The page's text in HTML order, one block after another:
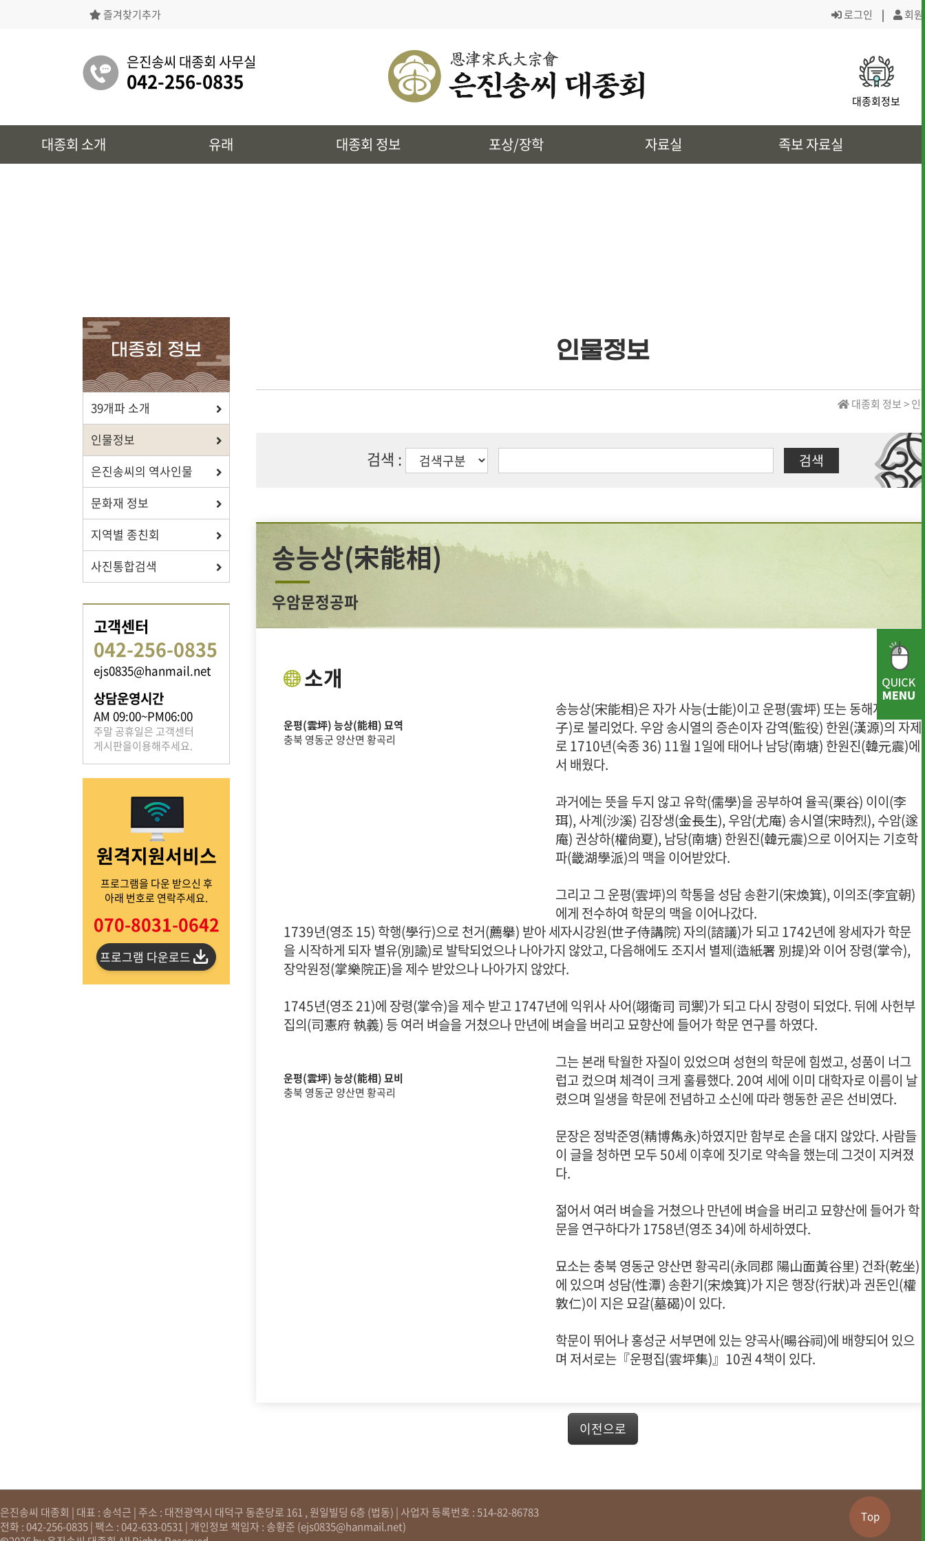
즐겨찾기추가 로그인 | 회
은진송씨 대종회 사무실
042-256-0835
대종회정보
대종회 소개 유래 대종회 정보 포상/장학 자료실 족보 자료실
· 역대회장,의
유래
시조 및 보관유리, 선대묘역을
· 송씨 근원
· 토정 집단공유허비
· 시조 및 본관유래
· 상하송촌리에 대하여
· 대전회덕 거주이유
· 삼강려 애각
· 상4대 신위
· 쌍청당과 대
포상/장학
효행 정신과 숭조돈종의 사상이
투철한 장학생을 지원합니다.
· 장학금 출연 · 역대 장학생 명단
자료실
보학, 전통상식, 도서관에서
· 은진송씨 종보
· 동영상자료실 · 도서목록표
족보 자료실
은진송씨의 족보를 확인하실 수 있습니다.
· 족보 자료실
은진송씨의 전달 사항을
· 개인정보처리방침
· 행사사진 · 개선의견 제
대종회 정보
39개파 소개
인물정보
은진송씨의 역사인물
문화재 정보
지역별 종친회
사진통합검색
고객센터
042-256-0835
ejs0835@hanmail.net
상담운영시간
AM 09:00~PM06:00
주말 공휴일은 고객센터
게시판을이용해주세요.
원격지원서비스
프로그램을 다운 받으신 후
아래 번호로 연락주세요.
070-8031-0642
프로그램 다운로드
인물정보
대종회 정보 > 인
검색 : 검색
송능상(宋能相)
우암문정공파
소개
운평(雲坪) 능상(能相) 묘역
충북 영동군 양산면 황곡리
송능상(宋能相)은 자가 사능(士能)이고 운평(雲坪) 또는 동해자(東海
子)로 불리었다. 우암 송시열의 증손이자 감역(監役) 한원(漢源)의 자제
로 1710년(숙종 36) 11월 1일에 태어나 남당(南塘) 한원진(韓元震)에
서 배웠다.
과거에는 뜻을 두지 않고 유학(儒學)을 공부하여 율곡(栗谷) 이이(李
珥), 사계(沙溪) 김장생(金長生), 우암(尤庵) 송시열(宋時烈), 수암(遂
庵) 권상하(權尙夏), 남당(南塘) 한원진(韓元震)으로 이어지는 기호학
파(畿湖學派)의 맥을 이어받았다.
그리고 그 운평(雲坪)의 학통을 성담 송환기(宋煥箕), 이의조(李宜朝)
에게 전수하여 학문의 맥을 이어나갔다.
1739년(영조 15) 학행(學行)으로 천거(薦擧) 받아 세자시강원(世子侍講院) 자의(諮議)가 되고 1742년에 왕세자가 학문
을 시작하게 되자 별유(別諭)로 발탁되었으나 나아가지 않았고, 다음해에도 조지서 별제(造紙署 別提)와 이어 장령(掌令),
장악원정(掌樂院正)을 제수 받았으나 나아가지 않았다.
1745년(영조 21)에 장령(掌令)을 제수 받고 1747년에 익위사 사어(翊衛司 司禦)가 되고 다시 장령이 되었다. 뒤에 사헌부
집의(司憲府 執義) 등 여러 벼슬을 거쳤으나 만년에 벼슬을 버리고 묘향산에 들어가 학문 연구를 하였다.
운평(雲坪) 능상(能相) 묘비
충북 영동군 양산면 황곡리
그는 본래 탁월한 자질이 있었으며 성현의 학문에 힘썼고, 성품이 너그
럽고 컸으며 체격이 크게 훌륭했다. 20여 세에 이미 대학자로 이름이 날
렸으며 일생을 학문에 전념하고 소신에 따라 행동한 곧은 선비였다.
문장은 정박준영(精博雋永)하였지만 함부로 손을 대지 않았다. 사람들
이 글을 청하면 모두 50세 이후에 짓기로 약속을 했는데 그것이 지켜졌
다.
젊어서 여러 벼슬을 거쳤으나 만년에 벼슬을 버리고 묘향산에 들어가 학
문을 연구하다가 1758년(영조 34)에 하세하였다.
묘소는 충북 영동군 양산면 황곡리(永同郡 陽山面黃谷里) 건좌(乾坐)
에 있으며 성담(性潭) 송환기(宋煥箕)가 지은 행장(行狀)과 권돈인(權
敦仁)이 지은 묘갈(墓碣)이 있다.
학문이 뛰어나 홍성군 서부면에 있는 양곡사(暘谷祠)에 배향되어 있으
며 저서로는『운평집(雲坪集)』10권 4책이 있다.
이전으로
Top
은진송씨 대종회 | 대표 : 송석근 | 주소 : 대전광역시 대덕구 동춘당로 161 , 원일빌딩 6층 (법동) | 사업자 등록번호 : 514-82-86783
전화 : 042-256-0835 | 팩스 : 042-633-0531 | 개인정보 책임자 : 송황준 (ejs0835@hanmail.net)